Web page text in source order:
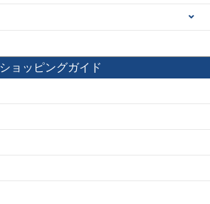
ショッピングガイド